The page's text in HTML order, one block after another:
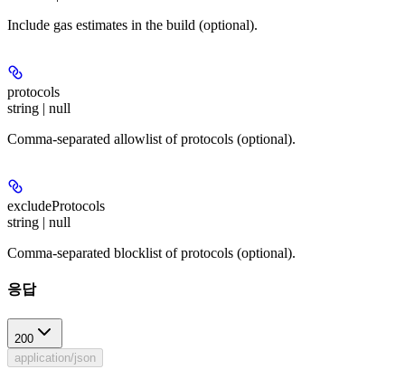
Include gas estimates in the build (optional).
protocols
string | null
Comma-separated allowlist of protocols (optional).
excludeProtocols
string | null
Comma-separated blocklist of protocols (optional).
응답
200
application/json